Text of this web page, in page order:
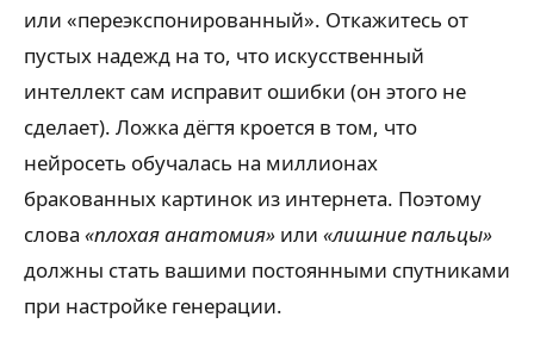
или «переэкспонированный». Откажитесь от
пустых надежд на то, что искусственный
интеллект сам исправит ошибки (он этого не
сделает). Ложка дёгтя кроется в том, что
нейросеть обучалась на миллионах
бракованных картинок из интернета. Поэтому
слова «плохая анатомия» или «лишние пальцы»
должны стать вашими постоянными спутниками
при настройке генерации.